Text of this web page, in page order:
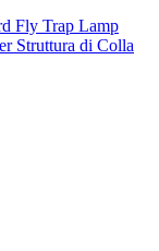
Struttura di Colla